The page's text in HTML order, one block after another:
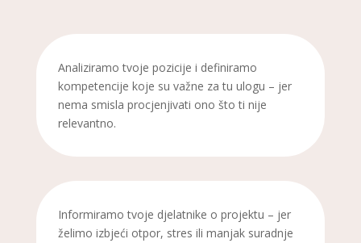
Analiziramo tvoje pozicije i definiramo
kompetencije koje su važne za tu ulogu – jer
nema smisla procjenjivati ono što ti nije
relevantno.
Informiramo tvoje djelatnike o projektu – jer
želimo izbjeći otpor, stres ili manjak suradnje